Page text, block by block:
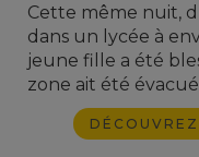
Cette même nuit,
dans un lycée à
jeune fille a été
zone ait été